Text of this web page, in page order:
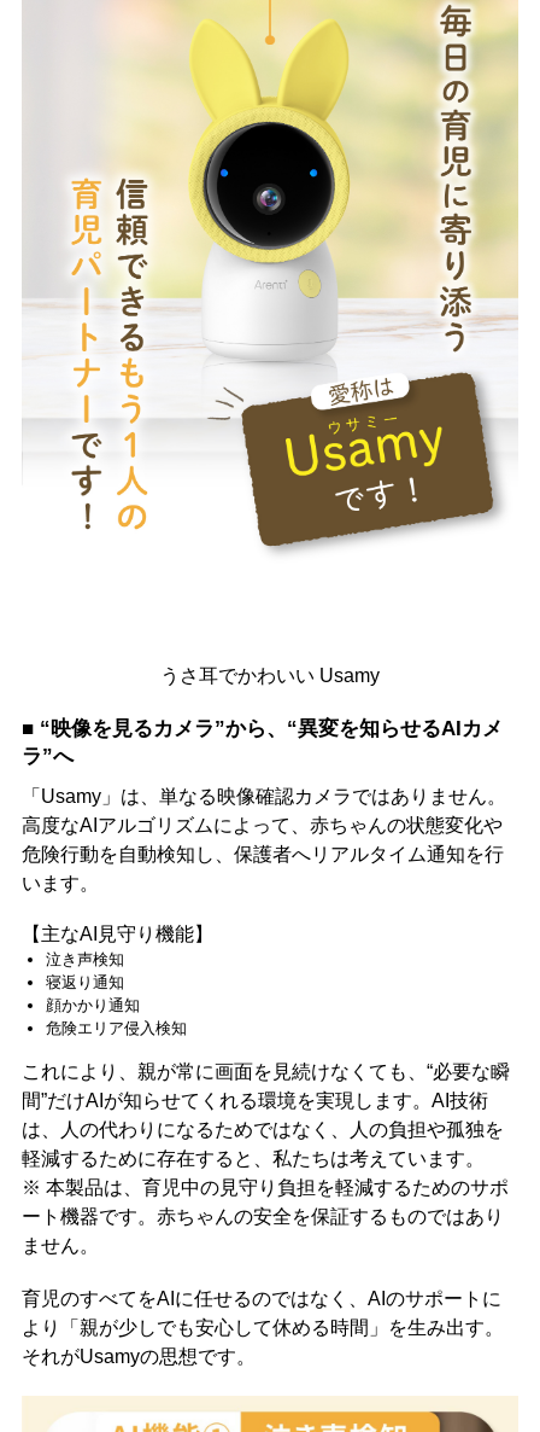
うさ耳でかわいい Usamy
■ “映像を見るカメラ”から、“異変を知らせるAIカメ
ラ”へ
「Usamy」は、単なる映像確認カメラではありません。
高度なAIアルゴリズムによって、赤ちゃんの状態変化や
危険行動を自動検知し、保護者へリアルタイム通知を行
います。
【主なAI見守り機能】
泣き声検知
寝返り通知
顔かかり通知
危険エリア侵入検知
これにより、親が常に画面を見続けなくても、“必要な瞬
間”だけAIが知らせてくれる環境を実現します。AI技術
は、人の代わりになるためではなく、人の負担や孤独を
軽減するために存在すると、私たちは考えています。
※ 本製品は、育児中の見守り負担を軽減するためのサポ
ート機器です。赤ちゃんの安全を保証するものではあり
ません。
育児のすべてをAIに任せるのではなく、AIのサポートに
より「親が少しでも安心して休める時間」を生み出す。
それがUsamyの思想です。